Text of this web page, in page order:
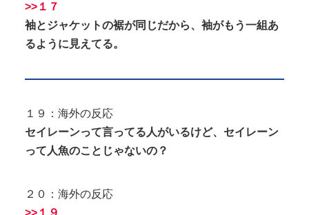
>>１７
袖とジャケットの裾が同じだから、袖がもう一組あ
るように見えてる。
１９：海外の反応
セイレーンって言ってる人がいるけど、セイレーン
って人魚のことじゃないの？
２０：海外の反応